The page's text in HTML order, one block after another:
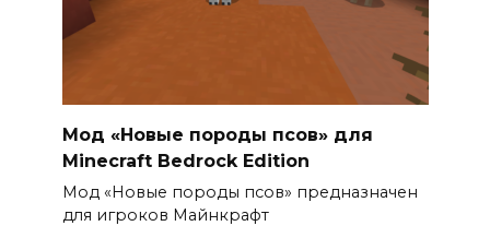
Мод «Новые породы псов» для
Minecraft Bedrock Edition
Мод «Новые породы псов» предназначен
для игроков Майнкрафт